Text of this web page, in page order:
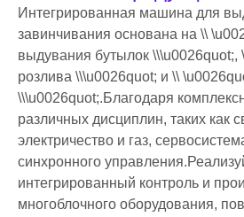
Интегрированная машина для
завинчивания основана на \\
выдувания бутылок \\\u0026quot;,
розлива \\\u0026quot; и \\
\\\u0026quot;.Благодаря
различных дисциплин, таких как
электричество и газ,
синхронного
интегрированный контроль и
многоблочного оборудования,